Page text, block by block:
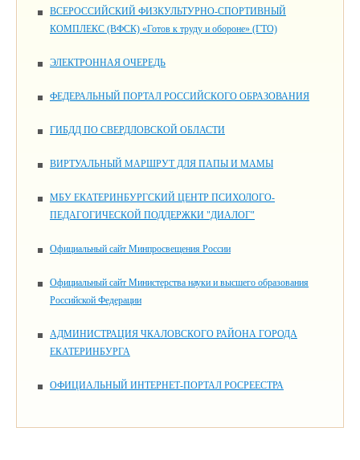
ВСЕРОССИЙСКИЙ ФИЗКУЛЬТУРНО-СПОРТИВНЫЙ
КОМПЛЕКС (ВФСК) «Готов к труду и обороне» (ГТО)
ЭЛЕКТРОННАЯ ОЧЕРЕДЬ
ФЕДЕРАЛЬНЫЙ ПОРТАЛ РОССИЙСКОГО ОБРАЗОВАНИЯ
ГИБДД ПО СВЕРДЛОВСКОЙ ОБЛАСТИ
ВИРТУАЛЬНЫЙ МАРШРУТ ДЛЯ ПАПЫ И МАМЫ
МБУ ЕКАТЕРИНБУРГСКИЙ ЦЕНТР ПСИХОЛОГО-
ПЕДАГОГИЧЕСКОЙ ПОДДЕРЖКИ "ДИАЛОГ"
Официальный сайт Минпросвещения России
Официальный сайт Министерства науки и высшего образования
Российской Федерации
АДМИНИСТРАЦИЯ ЧКАЛОВСКОГО РАЙОНА ГОРОДА
ЕКАТЕРИНБУРГА
ОФИЦИАЛЬНЫЙ ИНТЕРНЕТ-ПОРТАЛ РОСРЕЕСТРА